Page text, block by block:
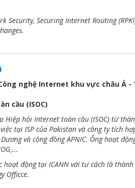
Security, Securing Internet Routing
nghệ Internet khu vực châu Á -
cầu (ISOC)
Hiệp hội Internet toàn cầu (ISOC) từ
tại ISP của Pakistan và công ty tích
và cộng đồng APNIC. Ông hoạt
hoạt động tại ICANN với tư cách là
Officce.